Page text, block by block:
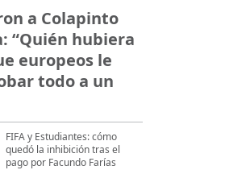
a Colapinto
“Quién hubiera
europeos le
todo a un
FIFA y Estudiantes: cómo
quedó la inhibición tras el
pago por Facundo Farías